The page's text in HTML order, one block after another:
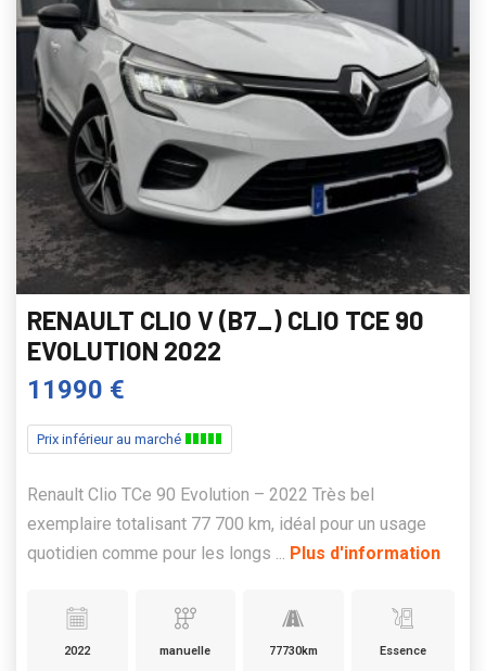
RENAULT CLIO V (B7_) CLIO TCE 90
EVOLUTION 2022
11990 €
Prix inférieur au marché
Renault Clio TCe 90 Evolution – 2022 Très bel
exemplaire totalisant 77 700 km, idéal pour un usage
quotidien comme pour les longs ... Plus d'information
2022 manuelle 77730km Essence